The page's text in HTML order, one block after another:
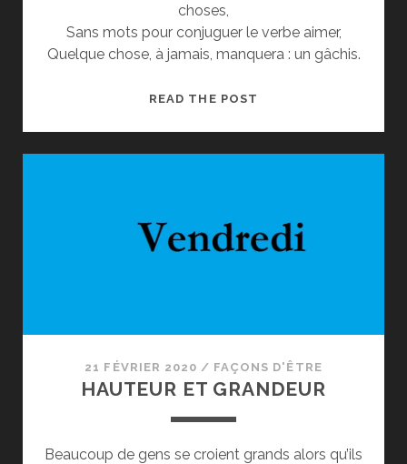
choses,
Sans mots pour conjuguer le verbe aimer,
Quelque chose, à jamais, manquera : un gâchis.
READ THE POST
21 FÉVRIER 2020 / FAÇONS D'ÊTRE
HAUTEUR ET GRANDEUR
Beaucoup de gens se croient grands alors qu’ils